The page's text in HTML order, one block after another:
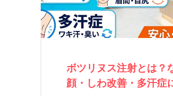
ボツリヌス注射とは？
顔・しわ改善・多汗症